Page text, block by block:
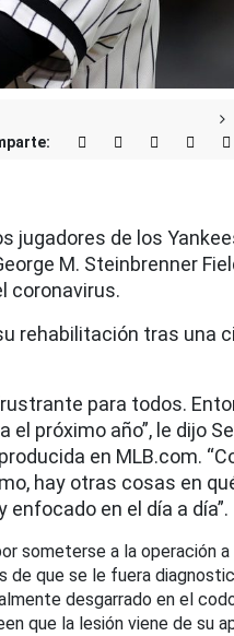
jugadores de los
M. Steinbrenner
coronavirus.
rehabilitación tras una
para todos.
próximo año”, le dijo
en MLB.com.
hay otras cosas en
en el día a día”.
someterse a la operación
de que se le fuera
desgarrado en el
que la lesión viene de su